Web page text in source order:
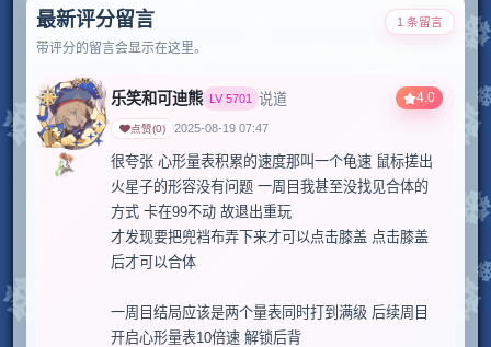
最新评分留言
带评分的留言会显示在这里。
1 条留言
4.0
乐笑和可迪熊 LV5701 说道
点赞(0) 2025-08-19 07:47
很夸张 心形量表积累的速度那叫一个龟速 鼠标搓出
火星子的形容没有问题 一周目我甚至没找见合体的
方式 卡在99不动 故退出重玩
才发现要把兜裆布弄下来才可以点击膝盖 点击膝盖
后才可以合体
一周目结局应该是两个量表同时打到满级 后续周目
开启心形量表10倍速 解锁后背